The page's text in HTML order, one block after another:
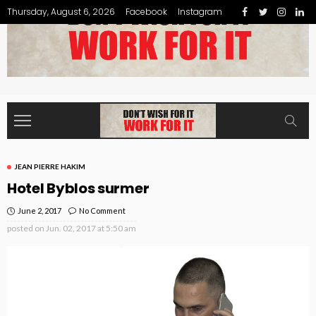
Thursday, August 6, 2026 Facebook Instagram
JEAN PIERRE HAKIM
Hotel Byblos surmer
June 2, 2017 No Comment
posted on Jun. 02, 2017 at 5:50 am